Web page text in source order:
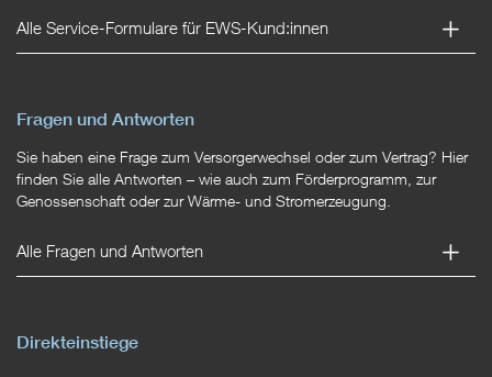
Alle Service-Formulare für EWS-Kund:innen
Fragen und Antworten
Sie haben eine Frage zum Versorgerwechsel oder zum Vertrag? Hier
finden Sie alle Antworten – wie auch zum Förderprogramm, zur
Genossenschaft oder zur Wärme- und Stromerzeugung.
Alle Fragen und Antworten
Direkteinstiege